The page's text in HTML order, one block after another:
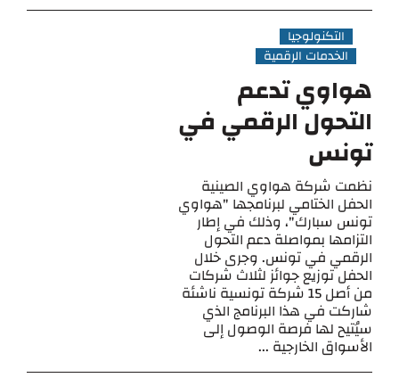
التكنولوجيا
الخدمات الرقمية
هواوي تدعم
التحول الرقمي في
تونس
نظمت شركة هواوي الصينية
الحفل الختامي لبرنامجها "هواوي
تونس سبارك"، وذلك في إطار
التزامها بمواصلة دعم التحول
الرقمي في تونس. وجرى خلال
الحفل توزيع جوائز لثلاث شركات
من أصل 15 شركة تونسية ناشئة
شاركت في هذا البرنامج الذي
سيُتيح لها فرصة الوصول إلى
الأسواق الخارجية ...